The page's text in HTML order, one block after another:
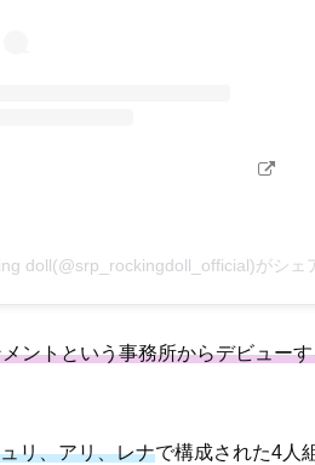
doll(@srp_rockingdoll_official)がシェ
ントという事務所からデビュー
リ、アリ、レナで構成された4人